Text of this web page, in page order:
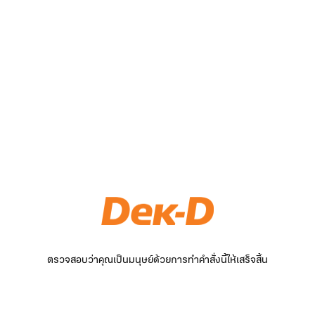
ตรวจสอบว่าคุณเป็นมนุษย์ด้วยการทำคำสั่งนี้ให้เสร็จสิ้น